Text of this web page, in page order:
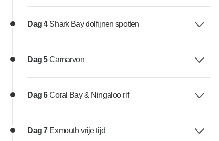
Dag 4 Shark Bay dolfijnen spotten
Dag 5Carnarvon
Dag 6Coral Bay & Ningaloo rif
Dag 7 Exmouth vrije tijd